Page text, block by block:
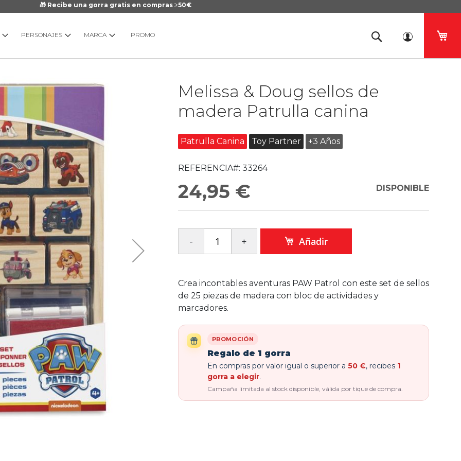
🎁 Recibe una gorra gratis en compras ≥50€
PERSONAJES MARCA PROMO
Melissa & Doug sellos de
madera Patrulla canina
Patrulla Canina Toy Partner +3 Años
REFERENCIA#: 33264
24,95 € DISPONIBLE
Añadir
Crea incontables aventuras PAW Patrol con este set de sellos
de 25 piezas de madera con bloc de actividades y
marcadores.
PROMOCIÓN
Regalo de 1 gorra
En compras por valor igual o superior a 50 €, recibes 1
gorra a elegir.
Campaña limitada al stock disponible, válida por tique de compra.
galería
imágenes